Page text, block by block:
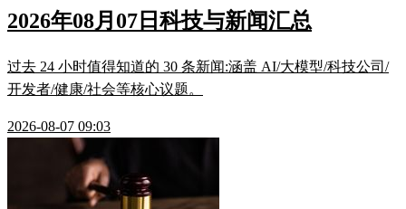
2026年08月07日科技与新闻汇总
过去 24 小时值得知道的 30 条新闻:涵盖 AI/大模型/科技公司/
开发者/健康/社会等核心议题。
2026-08-07 09:03